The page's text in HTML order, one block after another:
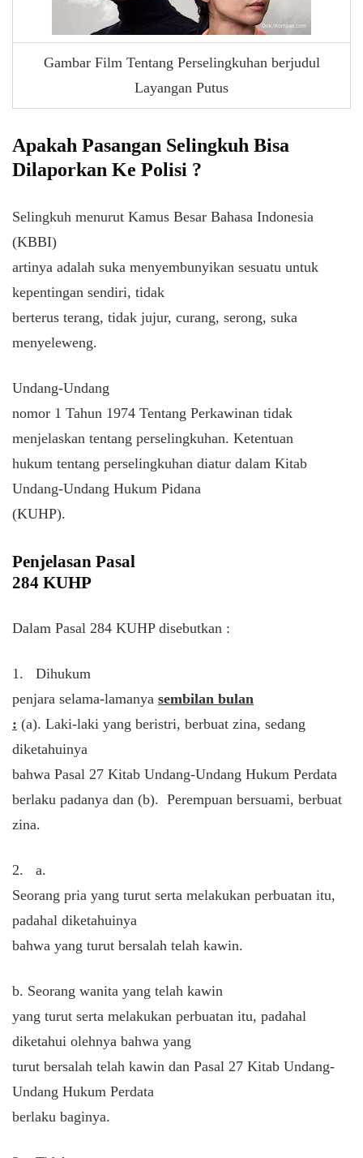
Gambar Film Tentang Perselingkuhan berjudul
Layangan Putus
Apakah Pasangan Selingkuh Bisa
Dilaporkan Ke Polisi ?
Selingkuh menurut Kamus Besar Bahasa Indonesia
(KBBI)
artinya adalah suka menyembunyikan sesuatu untuk
kepentingan sendiri, tidak
berterus terang, tidak jujur, curang, serong, suka
menyeleweng.
Undang-Undang
nomor 1 Tahun 1974 Tentang Perkawinan tidak
menjelaskan tentang perselingkuhan. Ketentuan
hukum tentang perselingkuhan diatur dalam Kitab
Undang-Undang Hukum Pidana
(KUHP).
Penjelasan Pasal
284 KUHP
Dalam Pasal 284 KUHP disebutkan :
1. Dihukum
penjara selama-lamanya sembilan bulan
: (a). Laki-laki yang beristri, berbuat zina, sedang
diketahuinya
bahwa Pasal 27 Kitab Undang-Undang Hukum Perdata
berlaku padanya dan (b). Perempuan bersuami, berbuat
zina.
2. a.
Seorang pria yang turut serta melakukan perbuatan itu,
padahal diketahuinya
bahwa yang turut bersalah telah kawin.
b. Seorang wanita yang telah kawin
yang turut serta melakukan perbuatan itu, padahal
diketahui olehnya bahwa yang
turut bersalah telah kawin dan Pasal 27 Kitab Undang-
Undang Hukum Perdata
berlaku baginya.